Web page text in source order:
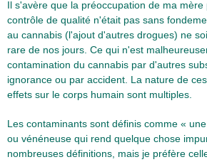
Il s'avère que la préoccupation de ma
contrôle de qualité n'était pas sans
au cannabis (l'ajout d'autres drogues) ne
rare de nos jours. Ce qui n'est
contamination du cannabis par d'autres
ignorance ou par accident. La nature de
effets sur le corps humain sont multiples.
Les contaminants sont définis comme «
ou vénéneuse qui rend quelque chose
nombreuses définitions, mais je préfère